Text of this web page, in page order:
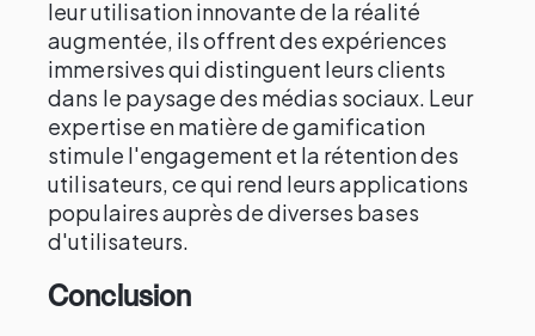
leur utilisation innovante de la réalité
augmentée, ils offrent des expériences
immersives qui distinguent leurs clients
dans le paysage des médias sociaux. Leur
expertise en matière de gamification
stimule l'engagement et la rétention des
utilisateurs, ce qui rend leurs applications
populaires auprès de diverses bases
d'utilisateurs.
Conclusion